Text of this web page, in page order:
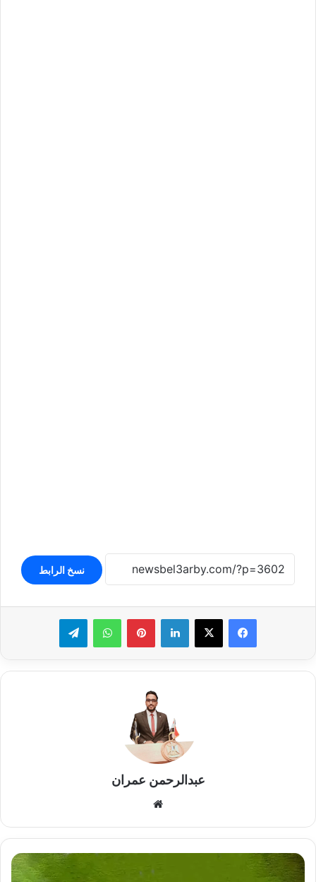
نسخ الرابط
لينكدإن بينتيريستواتساب تيلقرام
عبدالرحمن عمران
يورتشيتش
يعلن